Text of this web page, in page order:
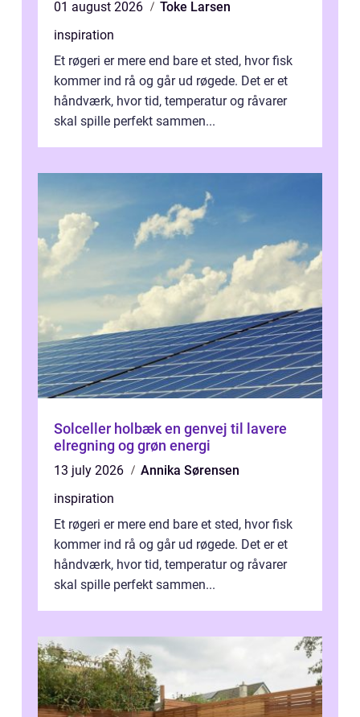
01 august 2026
Toke Larsen
inspiration
Et røgeri er mere end bare et sted, hvor fisk
kommer ind rå og går ud røgede. Det er et
håndværk, hvor tid, temperatur og råvarer
skal spille perfekt sammen...
Solceller holbæk en genvej til lavere
elregning og grøn energi
13 july 2026
Annika Sørensen
inspiration
Et røgeri er mere end bare et sted, hvor fisk
kommer ind rå og går ud røgede. Det er et
håndværk, hvor tid, temperatur og råvarer
skal spille perfekt sammen...